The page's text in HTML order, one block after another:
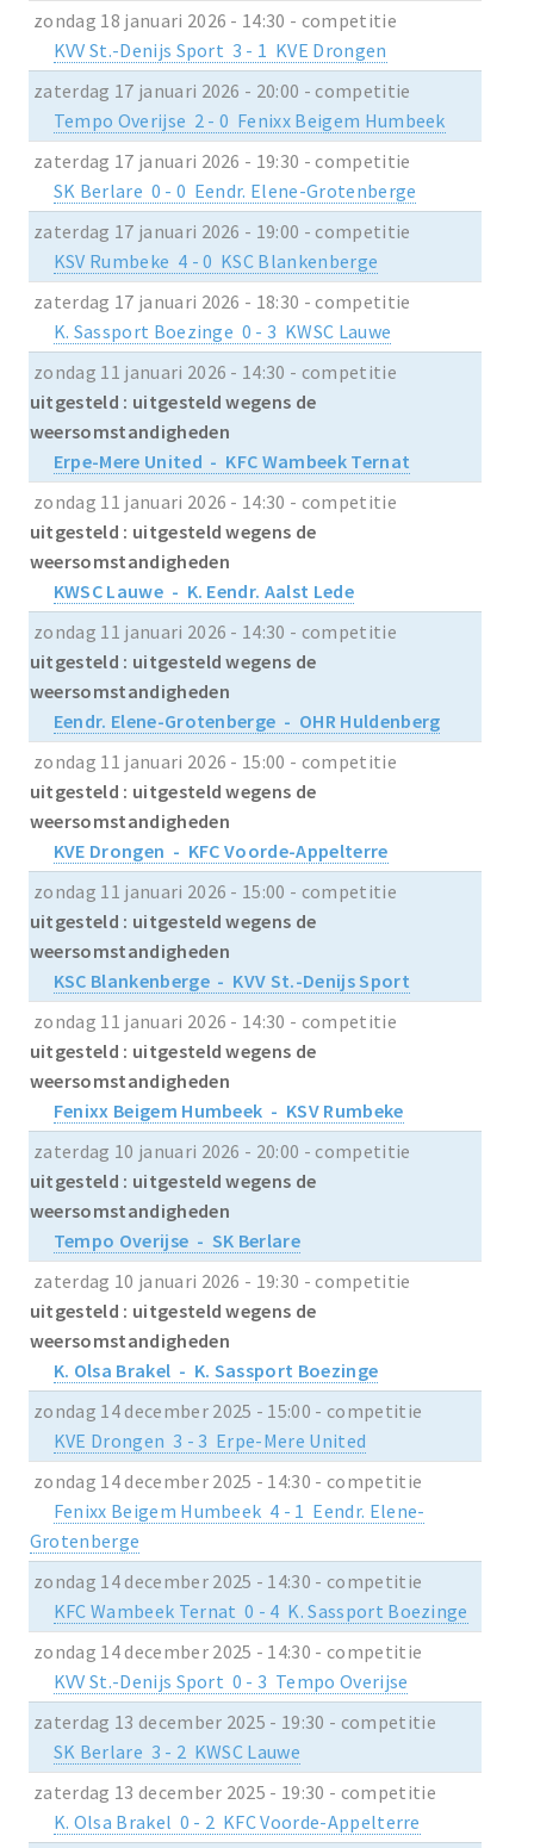
zondag 18 januari 2026 - 14:30 - competitie
KVV St.-Denijs Sport 3 - 1 KVE Drongen
zaterdag 17 januari 2026 - 20:00 - competitie
Tempo Overijse 2 - 0 Fenixx Beigem Humbeek
zaterdag 17 januari 2026 - 19:30 - competitie
SK Berlare 0 - 0 Eendr. Elene-Grotenberge
zaterdag 17 januari 2026 - 19:00 - competitie
KSV Rumbeke 4 - 0 KSC Blankenberge
zaterdag 17 januari 2026 - 18:30 - competitie
K. Sassport Boezinge 0 - 3 KWSC Lauwe
zondag 11 januari 2026 - 14:30 - competitie
uitgesteld : uitgesteld wegens de
weersomstandigheden
Erpe-Mere United - KFC Wambeek Ternat
zondag 11 januari 2026 - 14:30 - competitie
uitgesteld : uitgesteld wegens de
weersomstandigheden
KWSC Lauwe - K. Eendr. Aalst Lede
zondag 11 januari 2026 - 14:30 - competitie
uitgesteld : uitgesteld wegens de
weersomstandigheden
Eendr. Elene-Grotenberge - OHR Huldenberg
zondag 11 januari 2026 - 15:00 - competitie
uitgesteld : uitgesteld wegens de
weersomstandigheden
KVE Drongen - KFC Voorde-Appelterre
zondag 11 januari 2026 - 15:00 - competitie
uitgesteld : uitgesteld wegens de
weersomstandigheden
KSC Blankenberge - KVV St.-Denijs Sport
zondag 11 januari 2026 - 14:30 - competitie
uitgesteld : uitgesteld wegens de
weersomstandigheden
Fenixx Beigem Humbeek - KSV Rumbeke
zaterdag 10 januari 2026 - 20:00 - competitie
uitgesteld : uitgesteld wegens de
weersomstandigheden
Tempo Overijse - SK Berlare
zaterdag 10 januari 2026 - 19:30 - competitie
uitgesteld : uitgesteld wegens de
weersomstandigheden
K. Olsa Brakel - K. Sassport Boezinge
zondag 14 december 2025 - 15:00 - competitie
KVE Drongen 3 - 3 Erpe-Mere United
zondag 14 december 2025 - 14:30 - competitie
Fenixx Beigem Humbeek 4 - 1 Eendr. Elene-
Grotenberge
zondag 14 december 2025 - 14:30 - competitie
KFC Wambeek Ternat 0 - 4 K. Sassport Boezinge
zondag 14 december 2025 - 14:30 - competitie
KVV St.-Denijs Sport 0 - 3 Tempo Overijse
zaterdag 13 december 2025 - 19:30 - competitie
SK Berlare 3 - 2 KWSC Lauwe
zaterdag 13 december 2025 - 19:30 - competitie
K. Olsa Brakel 0 - 2 KFC Voorde-Appelterre